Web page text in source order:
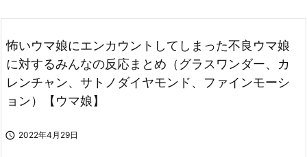
怖いウマ娘にエンカウントしてしまった不良ウマ娘
に対するみんなの反応まとめ（グラスワンダー、カ
レンチャン、サトノダイヤモンド、ファインモーシ
ョン）【ウマ娘】
 2022年4月29日